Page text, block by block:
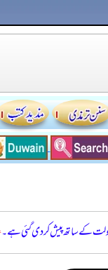
کے ساتھ پیش کر دی گئی ہے۔